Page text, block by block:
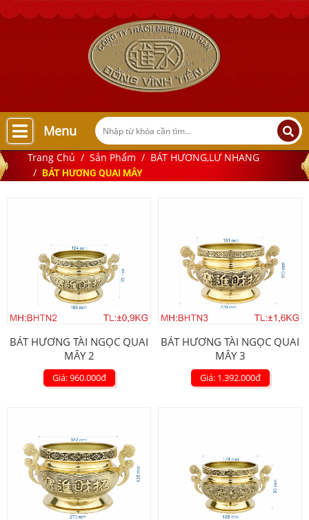
Menu
Trang Chủ Sản Phẩm BÁT HƯƠNG,LƯ NHANG
BÁT HƯƠNG QUAI MÂY
BÁT HƯƠNG TÀI NGỌC QUAI
MÂY 2
Giá: 960.000đ
BÁT HƯƠNG TÀI NGỌC QUAI
MÂY 3
Giá: 1.392.000đ